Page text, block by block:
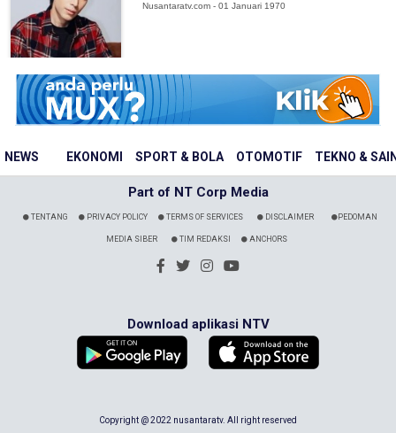
NEWS EKONOMI SPORT & BOLA OTOMOTIF TEKNO &
Nusantaratv.com - 01 Januari 1970
Part of NT Corp Media
TENTANG PRIVACY POLICY TERMS OF SERVICES DISCLAIMER PEDOMAN
MEDIA SIBER TIM REDAKSI ANCHORS
Download aplikasi NTV
Copyright @ 2022 nusantaratv. All right reserved